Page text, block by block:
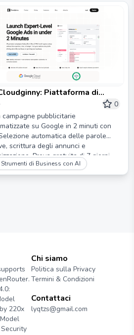
Piattaforma di
Google Ads
dall'IA
0
campagne pubblicitarie
su Google in 2 minuti con
automatica delle parole
scrittura degli annunci e
Prova gratuita di 7 giorni.
necessaria alcuna esperienza di
Strumenti di Business con AI
220x
Chi siamo
Politica sulla Privacy
Termini & Condizioni
Contattaci
lyqtzs@gmail.com